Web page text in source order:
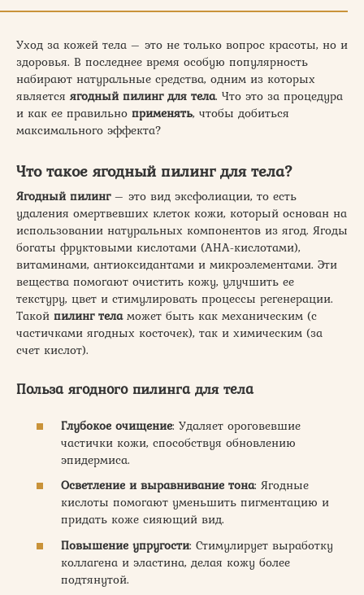
Уход за кожей тела – это не только вопрос красоты, но и
здоровья. В последнее время особую популярность
набирают натуральные средства, одним из которых
являетсяягодный пилинг для тела. Что это за процедура
и как ее правильно применять, чтобы добиться
максимального эффекта?
Что такое ягодный пилинг для тела?
Ягодный пилинг– это вид эксфолиации, то есть
удаления омертвевших клеток кожи, который основан на
использовании натуральных компонентов из ягод. Ягоды
богаты фруктовыми кислотами (АНА-кислотами),
витаминами, антиоксидантами и микроэлементами. Эти
вещества помогают очистить кожу, улучшить ее
текстуру, цвет и стимулировать процессы регенерации.
Такой пилинг теламожет быть как механическим (с
частичками ягодных косточек), так и химическим (за
счет кислот).
Польза ягодного пилинга для тела
Глубокое очищение: Удаляет ороговевшие
частички кожи, способствуя обновлению
эпидермиса.
Осветление и выравнивание тона: Ягодные
кислоты помогают уменьшить пигментацию и
придать коже сияющий вид.
Повышение упругости: Стимулирует выработку
коллагена и эластина, делая кожу более
подтянутой.